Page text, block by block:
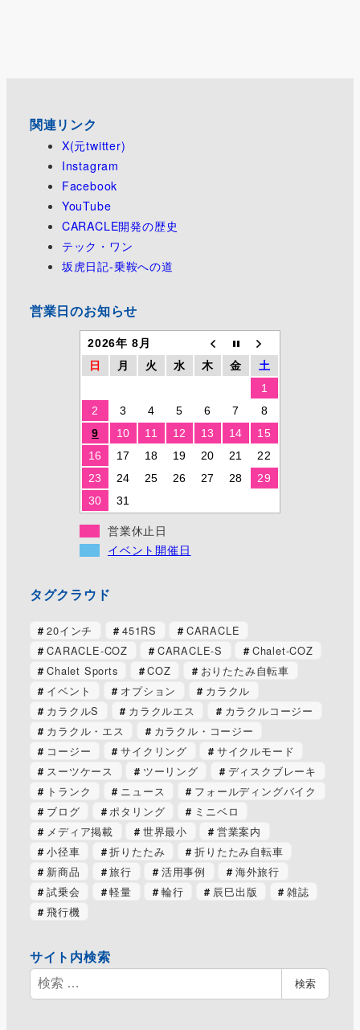
関連リンク
X(元twitter)
Instagram
Facebook
YouTube
CARACLE開発の歴史
テック・ワン
坂虎日記-乗鞍への道
営業日のお知らせ
2026年 8月
日
月 火 水 木 金
土
1
2
3 4 5 6 7
8
9
10 11 12 13 14
15
16
17 18 19 20 21
22
23
24 25 26 27 28
29
30
31
営業休止日
イベント開催日
タグクラウド
20インチ 451RS
CARACLE
CARACLE-COZ
CARACLE-S
Chalet-COZ
Chalet Sports
COZ
おりたたみ自転車
イベント
オプション
カラクル
カラクルS
カラクルエス
カラクルコージー
カラクル・エス
カラクル・コージー
コージー
サイクリング
サイクルモード
スーツケース
ツーリング
ディスクブレーキ
トランク
ニュース
フォールディングバイク
ブログ
ポタリング
ミニベロ
メディア掲載
世界最小
営業案内
小径車
折りたたみ
折りたたみ自転車
新商品
旅行 活用事例
海外旅行
試乗会
軽量 輪行 辰巳出版
雑誌
飛行機
サイト内検索
検
索
検索